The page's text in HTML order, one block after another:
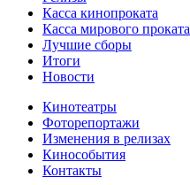
Касса кинопроката
Касса мирового проката
Лучшие сборы
Итоги
Новости
Кинотеатры
Фоторепортажи
Изменения в релизах
Кинособытия
Контакты